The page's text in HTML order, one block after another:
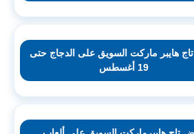
هايبر ماركت السويق على الدجاج حتى
19 أغسطس